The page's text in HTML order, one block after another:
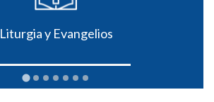
Liturgia y Evangelios